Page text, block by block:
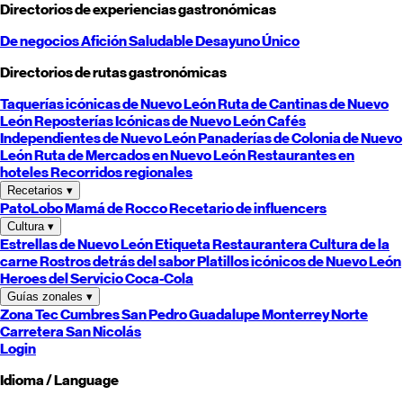
Directorios de experiencias gastronómicas
De negociosAficiónSaludableDesayunoÚnico
Directorios de rutas gastronómicas
Taquerías icónicas deNuevo LeónRuta de Cantinas deNuevo
LeónReposterías Icónicas deNuevo LeónCafés
Independientes deNuevo LeónPanaderías de Colonia deNuevo
LeónRuta de Mercados enNuevo LeónRestaurantes en
hotelesRecorridos regionales
Recetarios ▾
PatoLoboMamá de RoccoRecetario de influencers
Cultura ▾
Estrellas deNuevo LeónEtiqueta RestauranteraCultura de la
carneRostros detrás del saborPlatillos icónicos deNuevo León
Heroes del Servicio Coca-Cola
Guías zonales ▾
Zona TecCumbresSan PedroGuadalupeMonterreyNorte
CarreteraSan Nicolás
Login
Idioma / Language